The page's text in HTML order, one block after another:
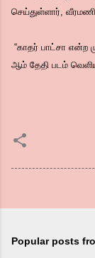
செய்துள்ளார்,
“காதர் பாட்சா என்ற
ஆம் தேதி படம்
Popular posts